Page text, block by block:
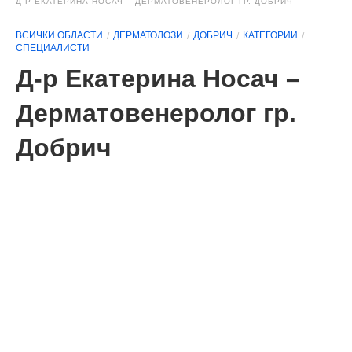
ВСИЧКИ ОБЛАСТИ ДЕРМАТОЛОЗИ ДОБРИЧ
КАТЕГОРИИ
СПЕЦИАЛИСТИ
Д-р Екатерина Носач –
Дерматовенеролог гр.
Добрич